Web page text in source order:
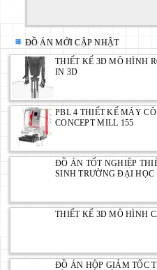
ĐỒ ÁN MỚI CẬP NHẬT
THIẾT KẾ 3D MÔ HÌNH
IN 3D
PBL 4 THIẾT KẾ MÁY
CONCEPT MILL 155
ĐỒ ÁN TỐT NGHIỆP
SINH TRƯỜNG ĐẠI
THIẾT KẾ 3D MÔ HÌNH
ĐỒ ÁN HỘP GIẢM TỐC